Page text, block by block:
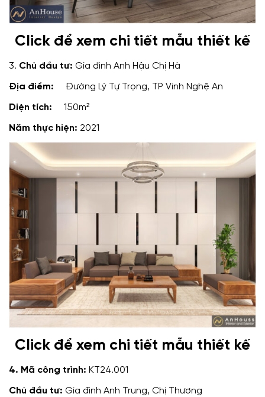
Click để xem chi tiết mẫu thiết kế
3. Chủ đầu tư: Gia đình Anh Hậu Chị Hà
Địa điểm: Đường Lý Tự Trọng, TP Vinh Nghệ An
Diện tích: 150m²
Năm thực hiện: 2021
Click để xem chi tiết mẫu thiết kế
4. Mã công trình: KT24.001
Chủ đầu tư: Gia đình Anh Trung, Chị Thương